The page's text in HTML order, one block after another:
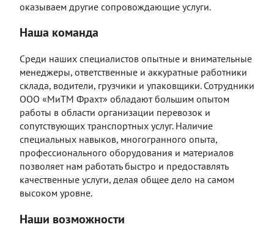
оказываем другие сопровождающие услуги.
Наша команда
Среди наших специалистов опытные и внимательные
менеджеры, ответственные и аккуратные работники
склада, водители, грузчики и упаковщики. Сотрудники
ООО «МиТМ Фрахт» обладают большим опытом
работы в области организации перевозок и
сопутствующих транспортных услуг. Наличие
специальных навыков, многогранного опыта,
профессионального оборудования и материалов
позволяет нам работать быстро и предоставлять
качественные услуги, делая общее дело на самом
высоком уровне.
Наши возможности